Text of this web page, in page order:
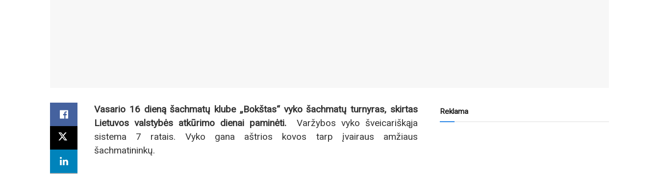
Vasario 16 dieną šachmatų klube „Bokštas“ vyko šachmatų turnyras, skirtas
Lietuvos valstybės atkūrimo dienai paminėti.
Varžybos vyko šveicariškąja
sistema 7 ratais. Vyko gana aštrios kovos tarp įvairaus amžiaus
šachmatininkų.
Reklama